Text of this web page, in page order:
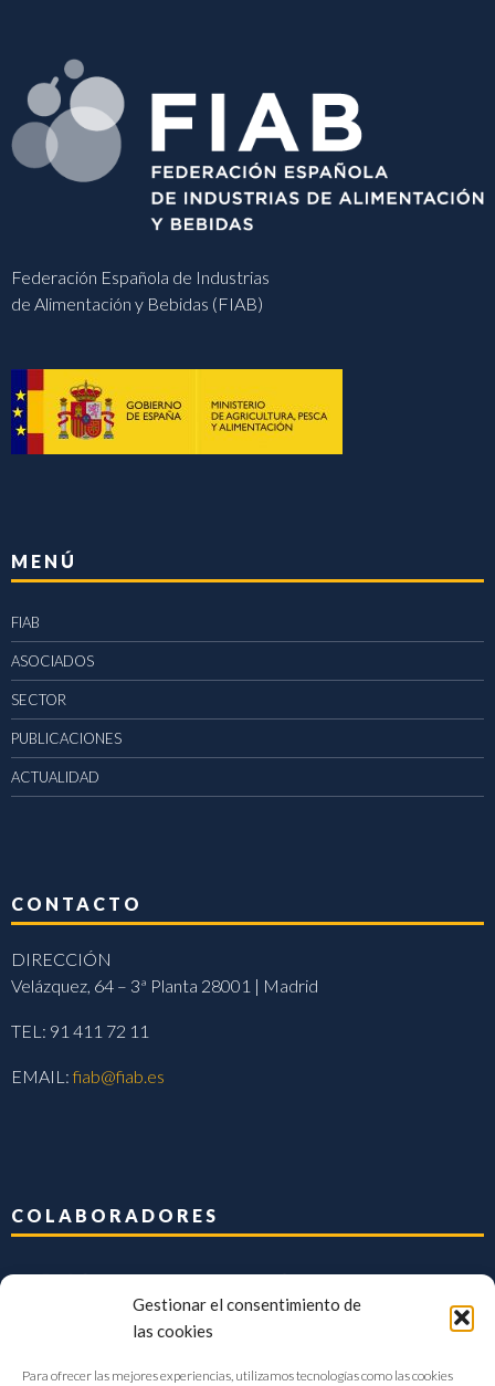
Gestionar el consentimiento de
las cookies
Para ofrecer las mejores experiencias, utilizamos tecnologías como las cookies
Federación Española de Industrias
de Alimentación y Bebidas (FIAB)
MENÚ
FIAB
ASOCIADOS
SECTOR
PUBLICACIONES
ACTUALIDAD
CONTACTO
DIRECCIÓN
Velázquez, 64 – 3ª Planta 28001 | Madrid
TEL: 91 411 72 11
EMAIL:fiab@fiab.es
COLABORADORES